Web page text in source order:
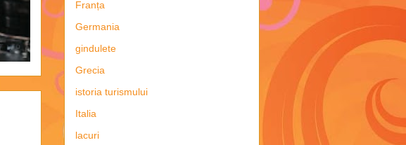
Franța
Germania
gindulete
Grecia
istoria turismului
Italia
lacuri